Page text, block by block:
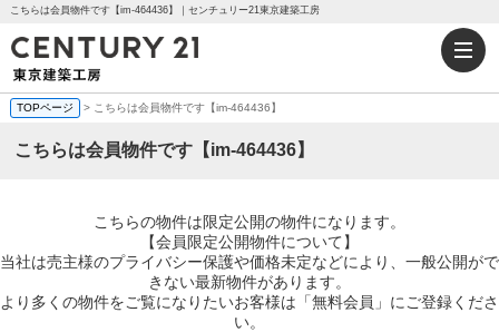
こちらは会員物件です【im-464436】｜センチュリー21東京建築工房
TOPページ > こちらは会員物件です【im-464436】
こちらは会員物件です【im-464436】
こちらの物件は限定公開の物件になります。
【会員限定公開物件について】
当社は売主様のプライバシー保護や価格未定などにより、一般公開がで
きない最新物件があります。
より多くの物件をご覧になりたいお客様は「無料会員」にご登録くださ
い。